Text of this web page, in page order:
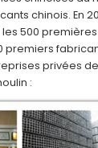
chinois. En
500
premiers
privées
: